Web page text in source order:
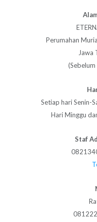
Perumahan
Jawa
Setiap hari Senin-
Hari Minggu
Staf